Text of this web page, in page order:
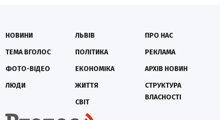
НОВИНИ
ТЕМА ВГОЛОС
ФОТО-ВІДЕО
ЛЮДИ
ЛЬВІВ
ПОЛІТИКА
ЕКОНОМІКА
ЖИТТЯ
СВІТ
ПРО НАС
РЕКЛАМА
АРХІВ НОВИН
СТРУКТУРА
ВЛАСНОСТІ